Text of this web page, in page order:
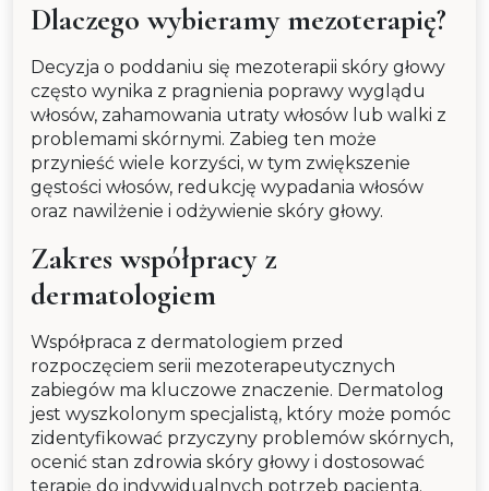
Dlaczego wybieramy mezoterapię?
Decyzja o poddaniu się mezoterapii skóry głowy
często wynika z pragnienia poprawy wyglądu
włosów, zahamowania utraty włosów lub walki z
problemami skórnymi. Zabieg ten może
przynieść wiele korzyści, w tym zwiększenie
gęstości włosów, redukcję wypadania włosów
oraz nawilżenie i odżywienie skóry głowy.
Zakres współpracy z
dermatologiem
Współpraca z dermatologiem przed
rozpoczęciem serii mezoterapeutycznych
zabiegów ma kluczowe znaczenie. Dermatolog
jest wyszkolonym specjalistą, który może pomóc
zidentyfikować przyczyny problemów skórnych,
ocenić stan zdrowia skóry głowy i dostosować
terapię do indywidualnych potrzeb pacjenta.